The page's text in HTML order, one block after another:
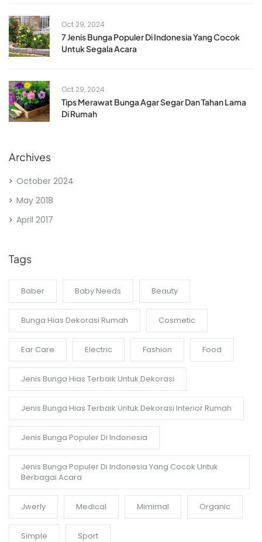
Oct 29, 2024
7 Jenis Bunga Populer Di Indonesia Yang Cocok
Untuk Segala Acara
Oct 29, 2024
Tips Merawat Bunga Agar Segar Dan Tahan Lama
Di Rumah
Archives
October 2024
May 2018
April 2017
Tags
Baber Baby Needs Beauty
Bunga Hias Dekorasi Rumah Cosmetic
Ear Care Electric Fashion Food
Jenis Bunga Hias Terbaik Untuk Dekorasi
Jenis Bunga Hias Terbaik Untuk Dekorasi Interior Rumah
Jenis Bunga Populer Di Indonesia
Jenis Bunga Populer Di Indonesia Yang Cocok Untuk
Berbagai Acara
Jwerly Medical Mimimal Organic
Simple Sport